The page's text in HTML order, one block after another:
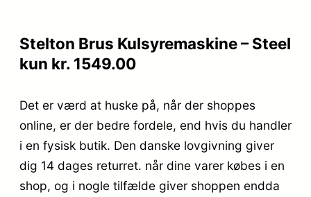
Stelton Brus Kulsyremaskine – Steel
kun kr. 1549.00
Det er værd at huske på, når der shoppes
online, er der bedre fordele, end hvis du handler
i en fysisk butik. Den danske lovgivning giver
dig 14 dages returret. når dine varer købes i en
shop, og i nogle tilfælde giver shoppen endda